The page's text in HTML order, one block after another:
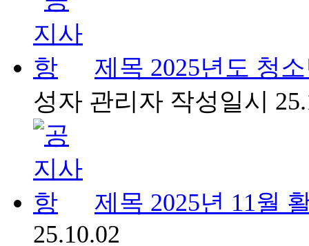
제목 2025년도 청
성자 관리자 작성일시
제목 2025년 11월
25.10.02